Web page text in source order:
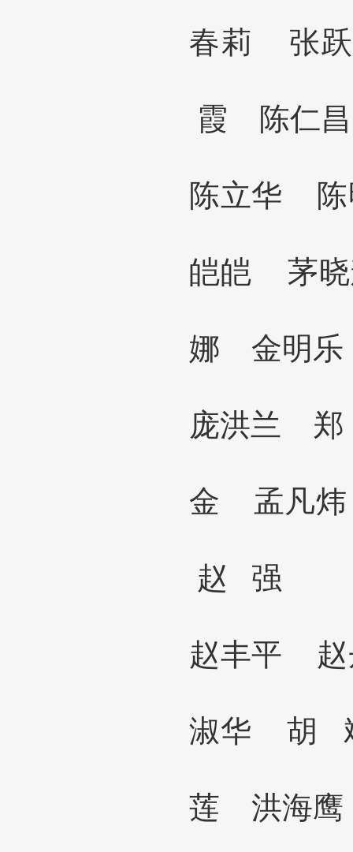
春莉 张
霞 陈仁
陈立华
皑皑 茅
娜 金明
庞洪兰 郑
金 孟凡
赵 强
赵丰平
淑华 胡
莲 洪海